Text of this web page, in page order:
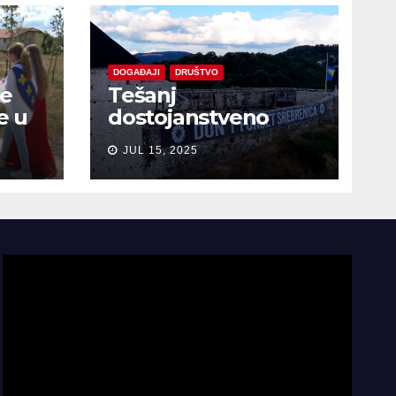
u
DOGAĐAJI DRUŠTVO
Tešanj
dostojanstveno
obilježio Dan
sjećanja na žrtve
genocida u
JUL 15, 2025